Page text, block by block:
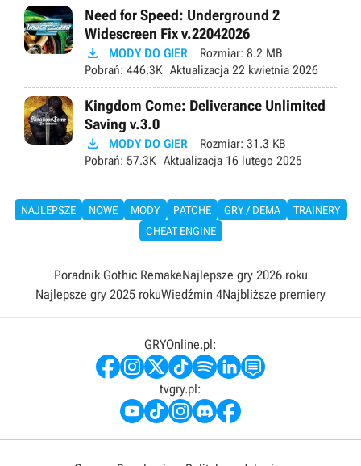
Need for Speed: Underground 2
Widescreen Fix v.22042026
 MODY DO GIER Rozmiar: 8.2 MB
Pobrań: 446.3K Aktualizacja 22 kwietnia 2026
Kingdom Come: Deliverance Unlimited
Saving v.3.0
 MODY DO GIER Rozmiar: 31.3 KB
Pobrań: 57.3K Aktualizacja 16 lutego 2025
NAJLEPSZE NOWE MODY PATCHE GRY / DEMA
TRAINERY
CHEAT ENGINE
Poradnik Gothic RemakeNajlepsze gry 2026 roku
Najlepsze gry 2025 rokuWiedźmin 4Najbliższe premiery
GRYOnline.pl:
tvgry.pl: